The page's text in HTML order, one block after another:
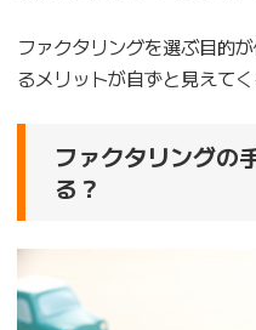
ファクタリングを選ぶ目的
るメリットが自ずと見えてく
ファクタリングの
る？